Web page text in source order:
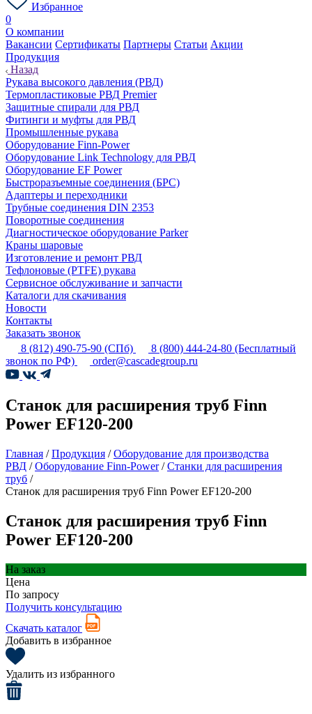
Избранное
0
О компании
Вакансии Сертификаты Партнеры Статьи Акции
Продукция
Назад
Рукава высокого давления (РВД)
Термопластиковые РВД Premier
Защитные спирали для РВД
Фитинги и муфты для РВД
Промышленные рукава
Оборудование Finn-Power
Оборудование Link Technology для РВД
Оборудование EF Power
Быстроразъемные соединения (БРС)
Адаптеры и переходники
Трубные соединения DIN 2353
Поворотные соединения
Диагностическое оборудование Parker
Краны шаровые
Изготовление и ремонт РВД
Тефлоновые (PTFE) рукава
Сервисное обслуживание и запчасти
Каталоги для скачивания
Новости
Контакты
Заказать звонок
8 (812) 490-75-90 (СПб) 8 (800) 444-24-80 (Бесплатный
звонок по РФ)
order@cascadegroup.ru
Станок для расширения труб Finn
Power EF120-200
Главная /Продукция /Оборудование для производства
РВД /Оборудование Finn-Power/Станки для расширения
труб /
Станок для расширения труб Finn Power EF120-200
Станок для расширения труб Finn
Power EF120-200
На заказ
Цена
По запросу
Получить консультацию
Скачать каталог
Добавить в избранное
Удалить из избранного